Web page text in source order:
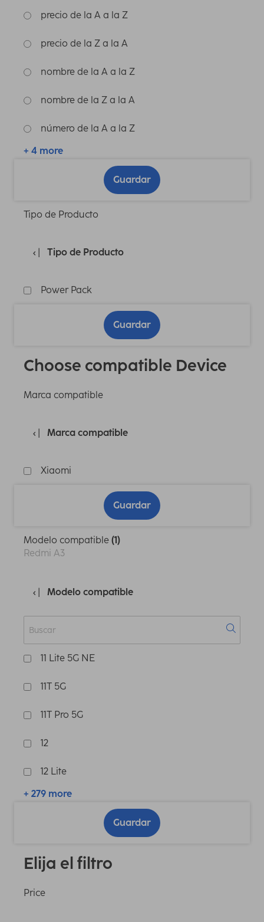
precio de la A a la Z
precio de la Z a la A
nombre de la A a la Z
nombre de la Z a la A
número de la A a la Z
+ 4 more
Guardar
Tipo de Producto
Tipo de Producto
Power Pack
Guardar
Choose compatible Device
Marca compatible
Marca compatible
Xiaomi
Guardar
Modelo compatible (1)
Redmi A3
Modelo compatible
11 Lite 5G NE
11T 5G
11T Pro 5G
12
12 Lite
+ 279 more
Guardar
Elija el filtro
Price